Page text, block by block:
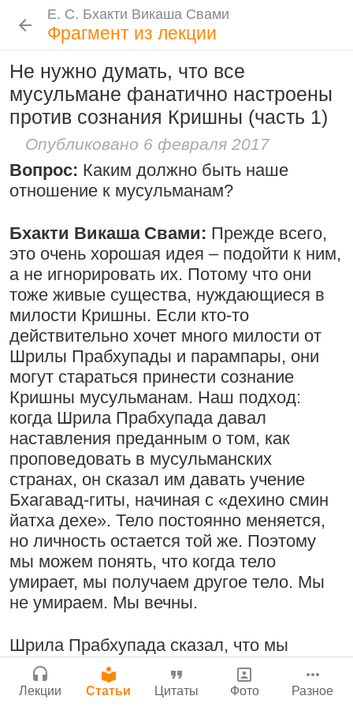
Е. С. Бхакти Викаша Свами
Лекции
Новые История Популярные
Рука в мешочке с чётками более
важна, чем шнур на плече
15:53 16 ноября 2008
Намаккал, Тамил Наду,
Индия
Резкие слова для Нараяны
46:40 1 октября 2008|
Токио, Япония
Бог, наука и атеизм, часть 2: Хвала
слушателям!
9:25 |17 июля 2024 |
Атланта, Джорджия, США
Поклоняться Бхактивиноду Тхакуру,
исполняя его бхаджаны
1:14:02 |12 сентября
2008|Бойсе, Айдахо, США
Радхарани — глава департамента
служений
1:05:35 7 сентября 2008|
Е. С. Бхакти Викаша Свами
Фрагмент из лекции
Не нужно думать, что все
мусульмане фанатично настроены
против сознания Кришны (часть 1)
Опубликовано 6 февраля 2017
Вопрос: Каким должно быть наше
отношение к мусульманам?
Бхакти Викаша Свами: Прежде всего,
это очень хорошая идея – подойти к ним,
а не игнорировать их. Потому что они
тоже живые существа, нуждающиеся в
милости Кришны. Если кто-то
действительно хочет много милости от
Шрилы Прабхупады и парампары, они
могут стараться принести сознание
Кришны мусульманам. Наш подход:
когда Шрила Прабхупада давал
наставления преданным о том, как
проповедовать в мусульманских
странах, он сказал им давать учение
Бхагавад-гиты, начиная с «дехино смин
йатха дехе». Тело постоянно меняется,
но личность остается той же. Поэтому
мы можем понять, что когда тело
умирает, мы получаем другое тело. Мы
не умираем. Мы вечны.
Шрила Прабхупада сказал, что мы
должны проповедовать таким вот
научным образом. И это не индуистская
Е. С. Бхакти Викаша Свами
Цитаты Шрилы Прабхупады
Сознание Кришны среди яванов и
млеччх
9 августа 2026
Проповеднические принципы, данные
Шри Чайтаньей Махапрабху
6 августа 2026
Следовать по стопам ачарьев
4 августа 2026
Молитвы Санатаны Госвами к Господу
Чайтанье
29 июля 2026
Нектар имени Кришны
Е. С. Бхакти Викаша Свами
Фотоальбом
Шраванам-киртанам в Васильево 2026
Джанмаштами в Тбилиси 2025
Шрила Прабхупада
Биография | Книги|Цитаты
Лекции и беседы
|Подношения
Бхакти Викаша Свами
Биография|Книги|График |Лекции |
Скачать все лекции|
Подношения учеников
Инициация
Требования Махараджа
Видеоканалы
YouTube|ВК Видео |Дзен|RuTube
Ссылки
Контакты
Сайт
Войти |Регистрация |История версий
Инструкция
Лекции Статьи Цитаты Фото Разное